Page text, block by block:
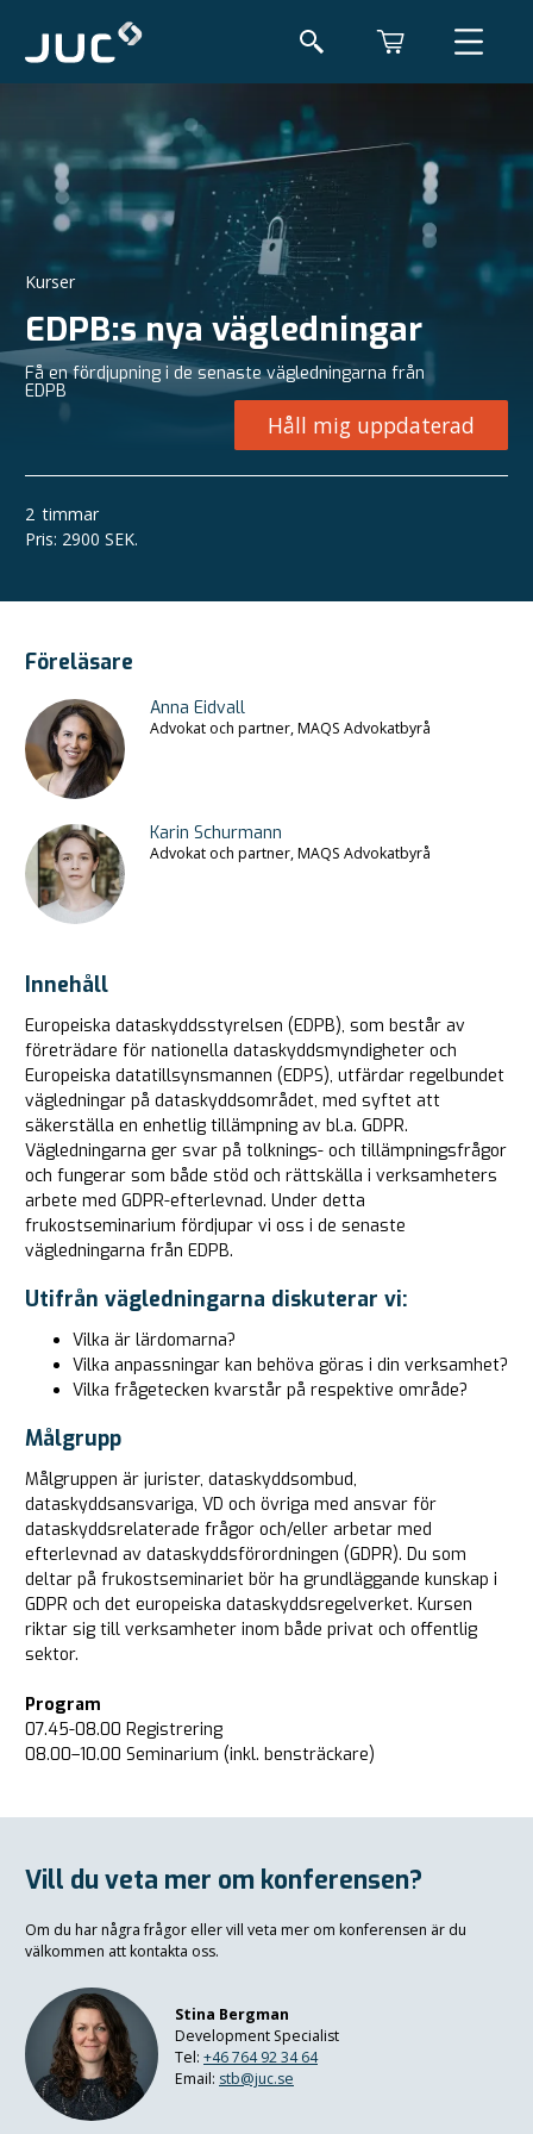
Kurser
EDPB:s nya vägledningar
Få en fördjupning i de senaste vägledningarna från
EDPB
Håll mig uppdaterad
2 timmar
Pris: 2900 SEK.
Föreläsare
Anna Eidvall
Advokat och partner, MAQS Advokatbyrå
Karin Schurmann
Advokat och partner, MAQS Advokatbyrå
Innehåll
Europeiska dataskyddsstyrelsen (EDPB), som består av
företrädare för nationella dataskyddsmyndigheter och
Europeiska datatillsynsmannen (EDPS), utfärdar regelbundet
vägledningar på dataskyddsområdet, med syftet att
säkerställa en enhetlig tillämpning av bl.a. GDPR.
Vägledningarna ger svar på tolknings- och tillämpningsfrågor
och fungerar som både stöd och rättskälla i verksamheters
arbete med GDPR-efterlevnad. Under detta
frukostseminarium fördjupar vi oss i de senaste
vägledningarna från EDPB.
Utifrån vägledningarna diskuterar vi:
Vilka är lärdomarna?
Vilka anpassningar kan behöva göras i din verksamhet?
Vilka frågetecken kvarstår på respektive område?
Målgrupp
Målgruppen är jurister, dataskyddsombud,
dataskyddsansvariga, VD och övriga med ansvar för
dataskyddsrelaterade frågor och/eller arbetar med
efterlevnad av dataskyddsförordningen (GDPR). Du som
deltar på frukostseminariet bör ha grundläggande kunskap i
GDPR och det europeiska dataskyddsregelverket. Kursen
riktar sig till verksamheter inom både privat och offentlig
sektor.
Program
07.45-08.00 Registrering
08.00–10.00 Seminarium (inkl. bensträckare)
Vill du veta mer om konferensen?
Om du har några frågor eller vill veta mer om konferensen är du
välkommen att kontakta oss.
Stina Bergman
Development Specialist
Tel: +46 764 92 34 64
Email: stb@juc.se